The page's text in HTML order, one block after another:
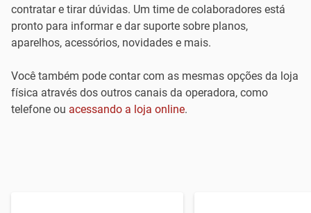
contratar e tirar dúvidas. Um time de colaboradores está
pronto para informar e dar suporte sobre planos,
aparelhos, acessórios, novidades e mais.
Você também pode contar com as mesmas opções da loja
física através dos outros canais da operadora, como
telefone ou acessando a loja online.